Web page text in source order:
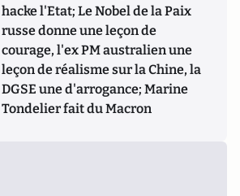
hacke l'Etat; Le Nobel de la Paix
russe donne une leçon de
courage, l'ex PM australien une
leçon de réalisme sur la Chine, la
DGSE une d'arrogance; Marine
Tondelier fait du Macron